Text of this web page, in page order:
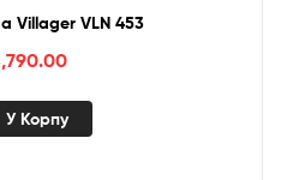
Villager VLN 453
У Корпу